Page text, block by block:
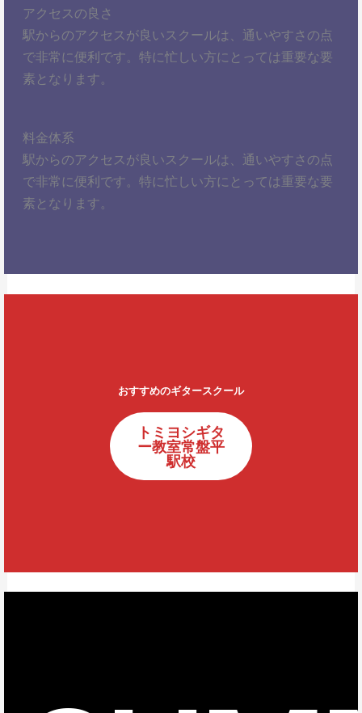
アクセスの良さ
駅からのアクセスが良いスクールは、通いやすさの点
で非常に便利です。特に忙しい方にとっては重要な要
素となります。
料金体系
駅からのアクセスが良いスクールは、通いやすさの点
で非常に便利です。特に忙しい方にとっては重要な要
素となります。
おすすめのギタースクール
トミヨシギタ
ー教室常盤平
駅校